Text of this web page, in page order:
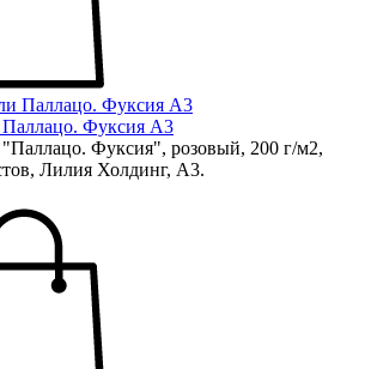
Паллацо. Фуксия А3
"Паллацо. Фуксия", розовый, 200 г/м2,
Лилия Холдинг, А3.